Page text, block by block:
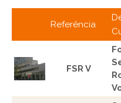
Referência
FSR V